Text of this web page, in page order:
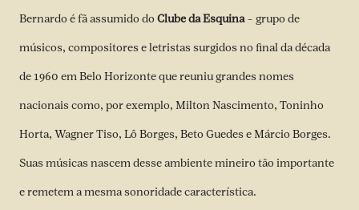
Bernardo é fã assumido doClube da Esquina– grupo de
músicos, compositores e letristas surgidos no final da década
de 1960 em Belo Horizonte que reuniu grandes nomes
nacionais como, por exemplo, Milton Nascimento, Toninho
Horta, Wagner Tiso, Lô Borges, Beto Guedes e Márcio Borges.
Suas músicas nascem desse ambiente mineiro tão importante
e remetem a mesma sonoridade característica.